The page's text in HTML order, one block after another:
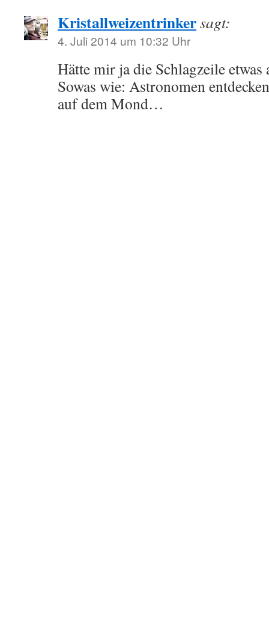
Kristallweizentrinkersagt:
4. Juli 2014 um 10:32 Uhr
Hätte mir ja die Schlagzeile etwas
Sowas wie: Astronomen
auf dem Mond…